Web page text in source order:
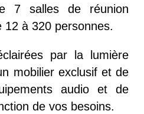
7 salles de réunion
12 à 320 personnes.
par la lumière
mobilier exclusif et de
audio et de
de vos besoins.